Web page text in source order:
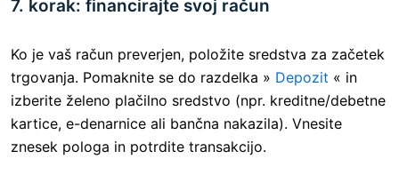
7. korak: financirajte svoj račun
Ko je vaš račun preverjen, položite sredstva za začetek
trgovanja. Pomaknite se do razdelka » Depozit « in
izberite želeno plačilno sredstvo (npr. kreditne/debetne
kartice, e-denarnice ali bančna nakazila). Vnesite
znesek pologa in potrdite transakcijo.